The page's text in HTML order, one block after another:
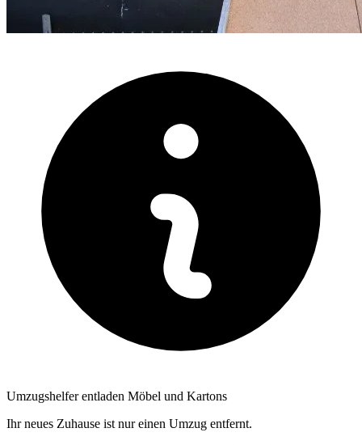
Umzugshelfer entladen Möbel und Kartons
Ihr neues Zuhause ist nur einen Umzug entfernt.